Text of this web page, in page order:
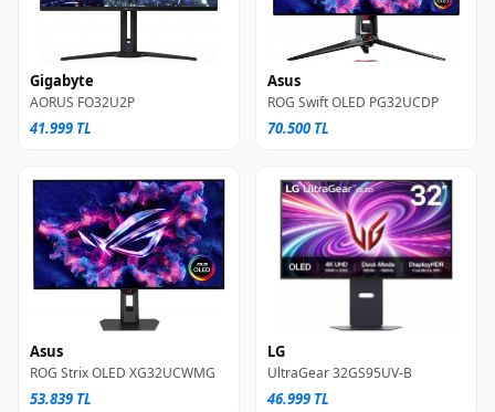
Gigabyte
AORUS FO32U2P
41.999 TL
Asus
ROG Swift OLED PG32UCDP
70.500 TL
Asus
ROG Strix OLED XG32UCWMG
53.839 TL
LG
UltraGear 32GS95UV-B
46.999 TL